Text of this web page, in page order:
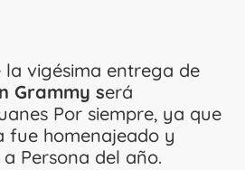
la vigésima entrega de
Grammy será
Por siempre, ya que
fue homenajeado y
Persona del año.